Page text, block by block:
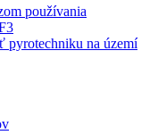
používania
pyrotechniku na území